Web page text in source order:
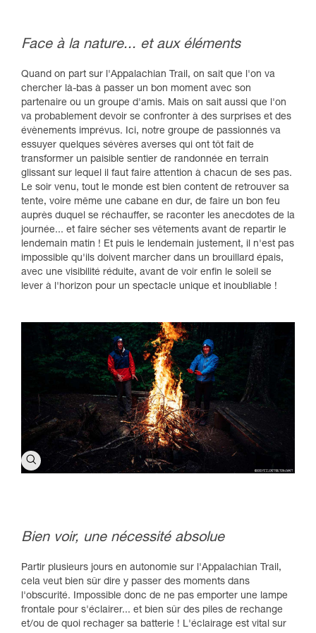
Face à la nature... et aux éléments
Quand on part sur l'Appalachian Trail, on sait que l'on va
chercher là-bas à passer un bon moment avec son
partenaire ou un groupe d'amis. Mais on sait aussi que l'on
va probablement devoir se confronter à des surprises et des
évènements imprévus. Ici, notre groupe de passionnés va
essuyer quelques sévères averses qui ont tôt fait de
transformer un paisible sentier de randonnée en terrain
glissant sur lequel il faut faire attention à chacun de ses pas.
Le soir venu, tout le monde est bien content de retrouver sa
tente, voire même une cabane en dur, de faire un bon feu
auprès duquel se réchauffer, se raconter les anecdotes de la
journée... et faire sécher ses vêtements avant de repartir le
lendemain matin ! Et puis le lendemain justement, il n'est pas
impossible qu'ils doivent marcher dans un brouillard épais,
avec une visibilité réduite, avant de voir enfin le soleil se
lever à l'horizon pour un spectacle unique et inoubliable !
Bien voir, une nécessité absolue
Partir plusieurs jours en autonomie sur l'Appalachian Trail,
cela veut bien sûr dire y passer des moments dans
l'obscurité. Impossible donc de ne pas emporter une lampe
frontale pour s'éclairer... et bien sûr des piles de rechange
et/ou de quoi rechager sa batterie ! L'éclairage est vital sur